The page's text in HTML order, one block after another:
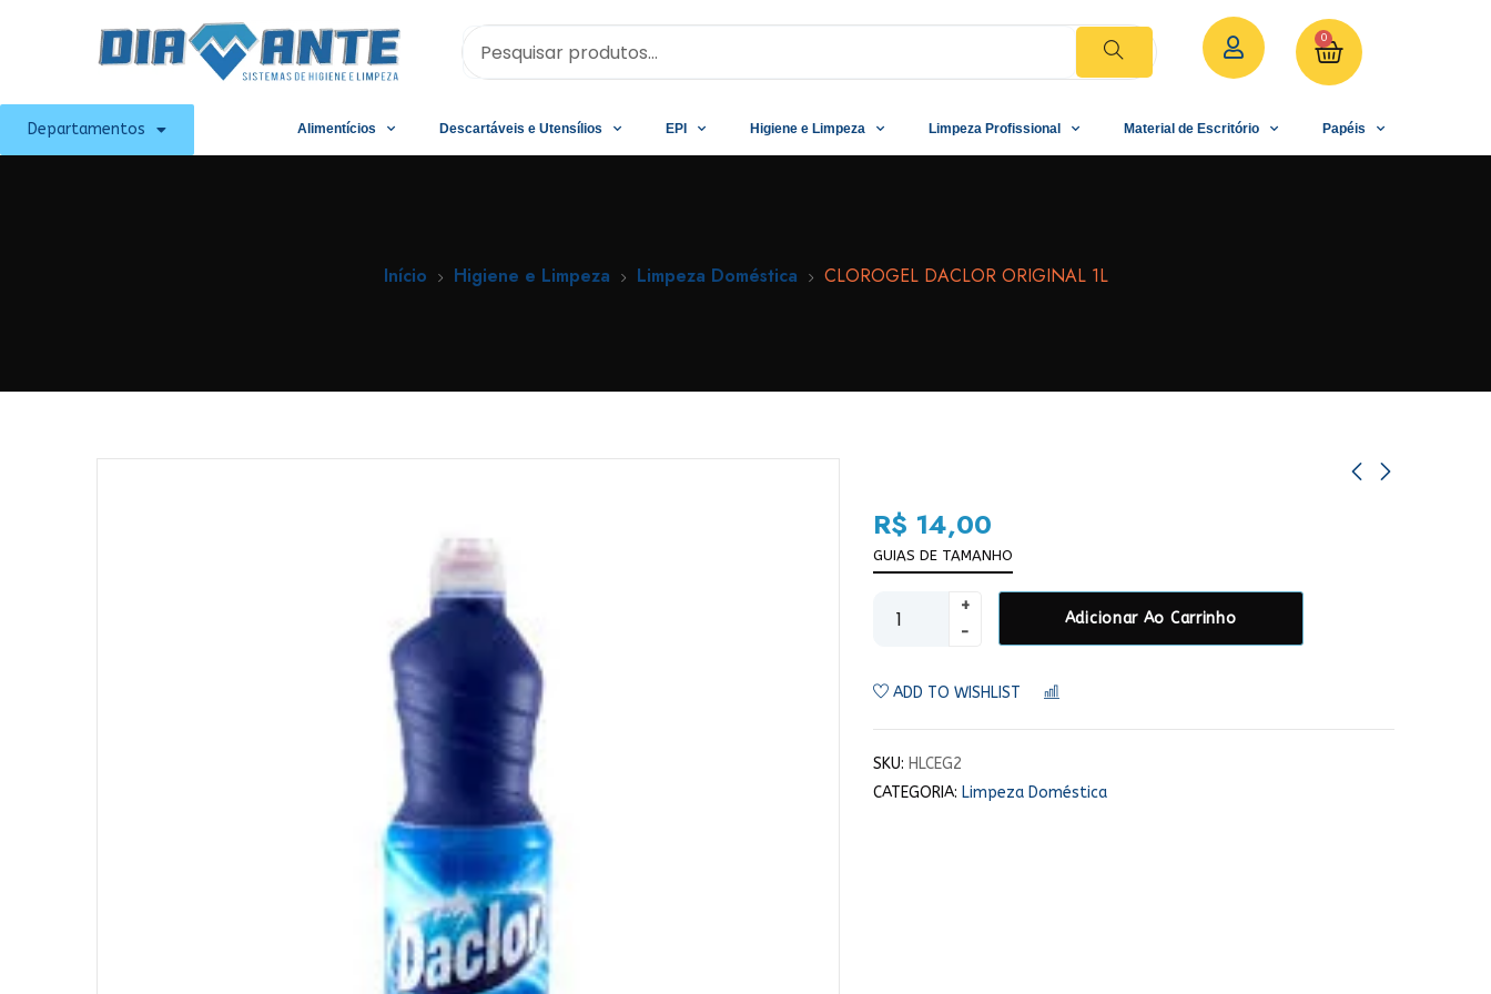
0
Departamentos Alimentícios Descartáveis e Utensílios EPI Higiene e Limpeza Limpeza Profissional Material de Escritório Papéis
Início Higiene e Limpeza Limpeza Doméstica CLOROGEL DACLOR ORIGINAL 1L
R$ 14,00
GUIAS DE TAMANHO
Adicionar Ao Carrinho
ADD TO WISHLIST
SKU: HLCEG2
CATEGORIA: Limpeza Doméstica